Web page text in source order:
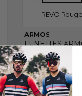
REVO Rouge
ARMOS
LUNETTES
SPEEDFLY
69,90 €